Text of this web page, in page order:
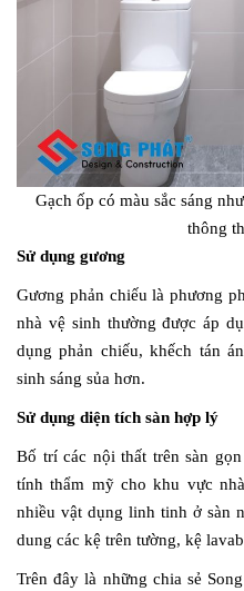
Gạch ốp có màu sắc sáng
thông
Sử dụng gương
Gương phản chiếu là phương
nhà vệ sinh thường được áp
dụng phản chiếu, khếch tán
sinh sáng sủa hơn.
Sử dụng diện tích sàn hợp lý
Bố trí các nội thất trên sàn
tính thẩm mỹ cho khu vực
nhiều vật dụng linh tinh ở sàn
dung các kệ trên tường, kệ
Trên đây là những chia sẻ